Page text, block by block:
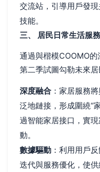
交流站，引導用戶發
技能。
三、 居民日常生活服
通過與楷模COOMO的
第二季試圖勾勒未來
深度融合 ：家居服務
泛地鏈接，形成圍繞“
過智能家居接口，實
動。
數據驅動 ：利用用戶
迭代與服務優化，使